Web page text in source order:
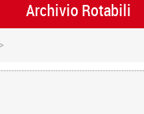
Archivio Rotabili